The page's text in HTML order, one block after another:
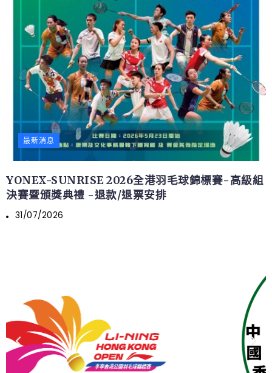
最新消息
YONEX-SUNRISE 2026全港羽毛球錦標賽-高級組
決賽暨頒獎典禮 -退款/退票安排
31/07/2026